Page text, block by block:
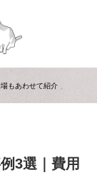
もあわせて紹介
3選｜費用